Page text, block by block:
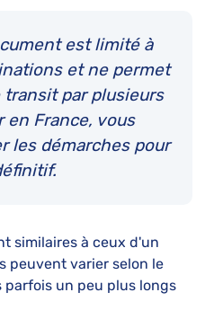
est limité à
et ne permet
transit par plusieurs
en France, vous
les démarches pour
similaires à ceux d'un
peuvent varier selon le
parfois un peu plus longs